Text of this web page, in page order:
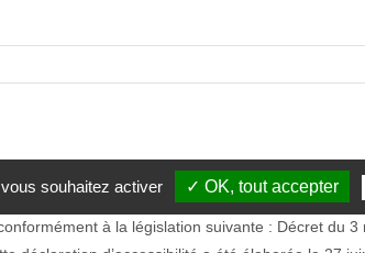
à la législation suivante : Décret du
souhaitez activer ✓ OK, tout accepter